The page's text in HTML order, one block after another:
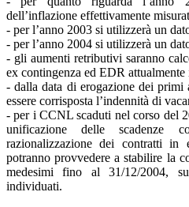
dell’inflazione effettivamente
- per l’anno 2003 si utilizzerà un
- per l’anno 2004 si utilizzerà un
- gli aumenti retributivi saranno
ex contingenza ed EDR
- dalla data di erogazione dei primi
essere corrisposta l’indennità di
- per i CCNL scaduti nel corso del
unificazione delle scadenze
razionalizzazione dei contratti in
potranno provvedere a stabilire la
medesimi fino al 31/12/2004,
individuati.